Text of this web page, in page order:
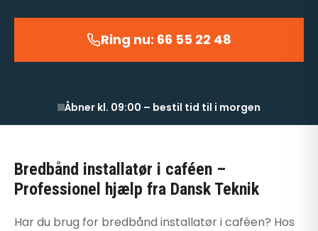
Ring nu: 66 55 22 48
Åbner kl. 09:00 – bestil tid til i morgen
Bredbånd installatør i caféen –
Professionel hjælp fra Dansk Teknik
Har du brug for bredbånd installatør i caféen? Hos